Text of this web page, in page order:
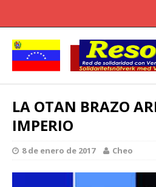
LA OTAN BRAZO
IMPERIO
8 de enero de 2017 Cheo